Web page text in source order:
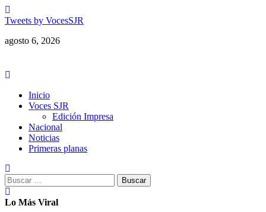
Saltar
al
Tweets by VocesSJR
agosto 6, 2026
Inicio
Voces SJR
Edición Impresa
Nacional
Noticias
Primeras planas
Buscar:
Lo Más Viral